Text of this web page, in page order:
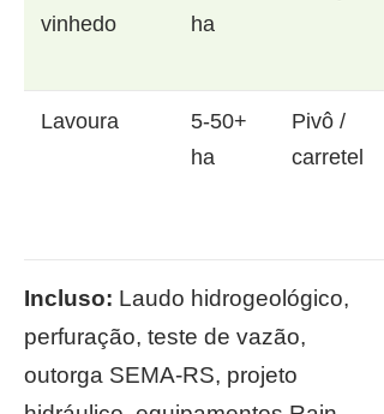
vinhedo
ha
Lavoura
5-50+
ha
Pivô /
carretel
Incluso: Laudo hidrogeológico,
perfuração, teste de vazão,
outorga SEMA-RS, projeto